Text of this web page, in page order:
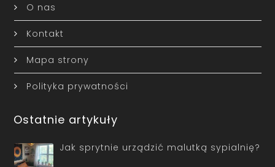
O nas
Kontakt
Mapa strony
Polityka prywatności
Ostatnie artykuły
Jak sprytnie urządzić malutką sypialnię?